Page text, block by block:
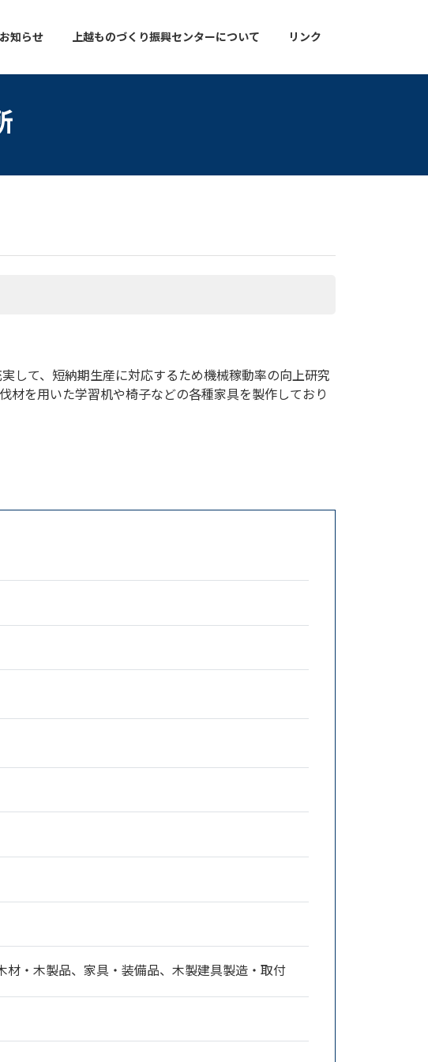
お知らせ 上越ものづくり振興センターについて リンク
して、短納期生産に対応するため機械稼動率の向上研究
材を用いた学習机や椅子などの各種家具を製作しており
・木製品、家具・装備品、木製建具製造・取付